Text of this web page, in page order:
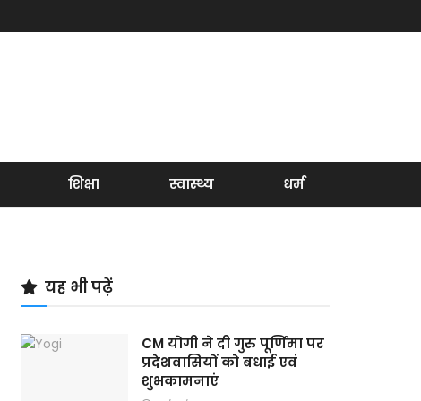
शिक्षा स्वास्थ्य धर्म
यह भी पढ़ें
CM योगी ने दी गुरु पूर्णिमा पर
प्रदेशवासियों को बधाई एवं
शुभकामनाएं